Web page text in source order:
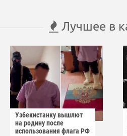
Лучшее в
Узбекистанку вышлют
на родину после
использования флага РФ